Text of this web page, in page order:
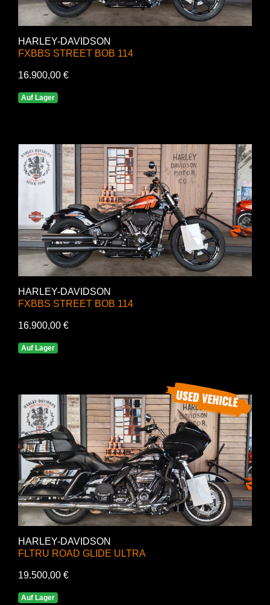
HARLEY-DAVIDSON
FXBBS STREET BOB 114
16.900,00 €
Auf Lager
HARLEY-DAVIDSON
FXBBS STREET BOB 114
16.900,00 €
Auf Lager
HARLEY-DAVIDSON
FLTRU ROAD GLIDE ULTRA
19.500,00 €
Auf Lager